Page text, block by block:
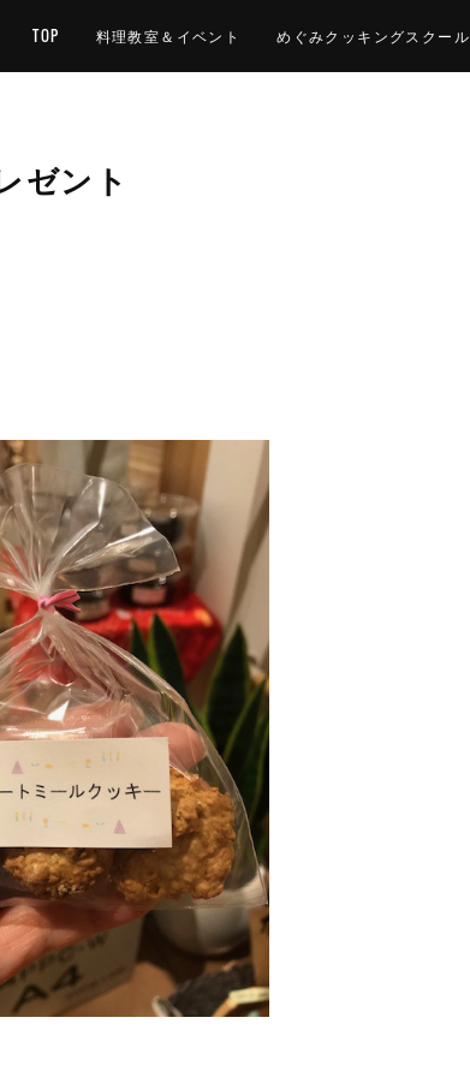
TOP 料理教室＆イベント めぐみクッキングスクール
ゼント